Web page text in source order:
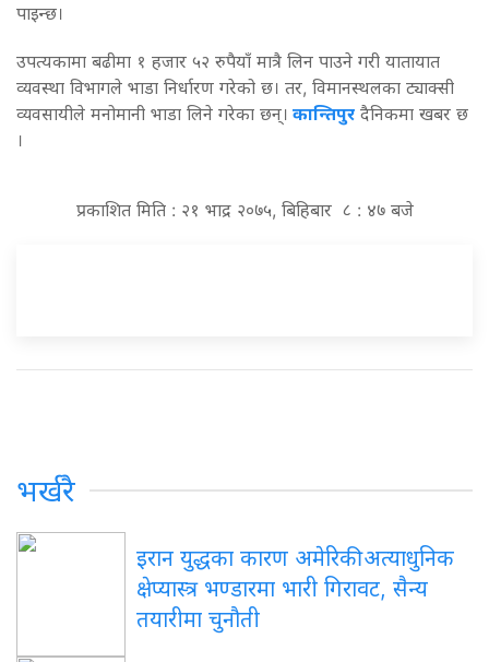
पाइन्छ।
उपत्यकामा बढीमा १ हजार ५२ रुपैयाँ मात्रै लिन पाउने गरी यातायात
व्यवस्था विभागले भाडा निर्धारण गरेको छ। तर, विमानस्थलका ट्याक्सी
व्यवसायीले मनोमानी भाडा लिने गरेका छन्। कान्तिपुर दैनिकमा खबर छ
।
प्रकाशित मिति : २१ भाद्र २०७५, बिहिबार ८ : ४७ बजे
भर्खरै
इरान युद्धका कारण अमेरिकी अत्याधुनिक
क्षेप्यास्त्र भण्डारमा भारी गिरावट, सैन्य
तयारीमा चुनौती